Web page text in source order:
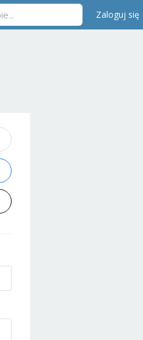
Zaloguj się